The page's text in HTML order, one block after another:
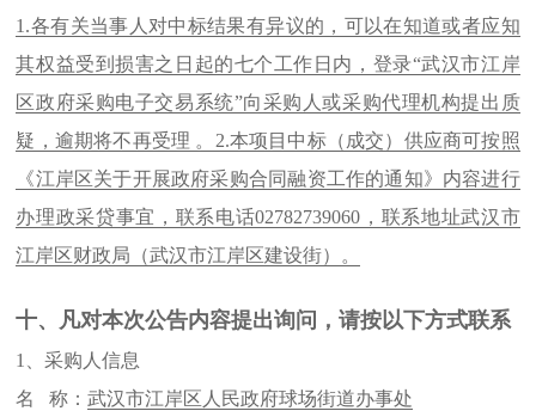
1.各有关当事人对中标结果有异议的，可以在知道或者应知
其权益受到损害之日起的七个工作日内，登录“武汉市江岸
区政府采购电子交易系统”向采购人或采购代理机构提出质
疑，逾期将不再受理 。2.本项目中标（成交）供应商可按照
《江岸区关于开展政府采购合同融资工作的通知》内容进行
办理政采贷事宜，联系电话02782739060，联系地址武汉市
江岸区财政局（武汉市江岸区建设街）。
十、凡对本次公告内容提出询问，请按以下方式联系
1、采购人信息
名 称：武汉市江岸区人民政府球场街道办事处